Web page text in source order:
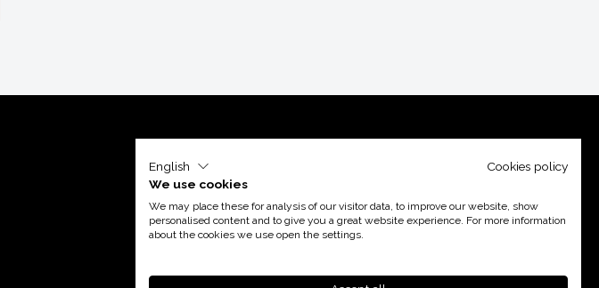
English
Cookies policy
We use cookies
We may place these for analysis of our visitor data, to improve our website, show
personalised content and to give you a great website experience. For more information
about the cookies we use open the settings.